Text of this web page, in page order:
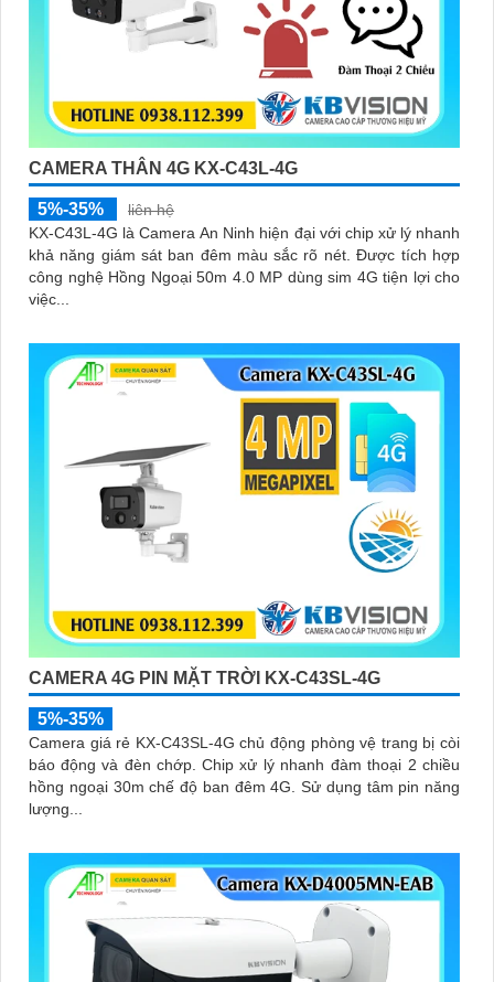
CAMERA THÂN 4G KX-C43L-4G
5%-35%
liên hệ
KX-C43L-4G là Camera An Ninh hiện đại với chip xử lý nhanh
khả năng giám sát ban đêm màu sắc rõ nét. Được tích hợp
công nghệ Hồng Ngoại 50m 4.0 MP dùng sim 4G tiện lợi cho
việc...
CAMERA 4G PIN MẶT TRỜI KX-C43SL-4G
5%-35%
Camera giá rẻ KX-C43SL-4G chủ động phòng vệ trang bị còi
báo động và đèn chớp. Chip xử lý nhanh đàm thoại 2 chiều
hồng ngoại 30m chế độ ban đêm 4G. Sử dụng tâm pin năng
lượng...